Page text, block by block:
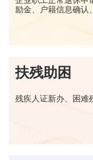
励金、户籍信息确认
扶残助困
残疾人证新办、困难